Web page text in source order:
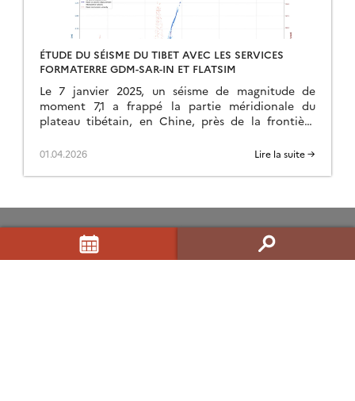
ÉTUDE DU SÉISME DU TIBET AVEC LES SERVICES
FORMATERRE GDM-SAR-IN ET FLATSIM
Le 7 janvier 2025, un séisme de magnitude de
moment 7,1 a frappé la partie méridionale du
plateau tibétain, en Chine, près de la frontière
01.04.2026 Lire la suite →